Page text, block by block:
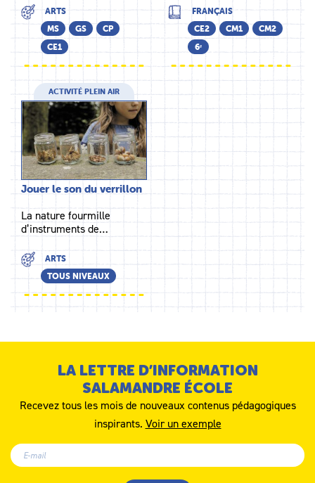
ARTS
MS
GS
CP
CE1
FRANÇAIS
CE2
CM1
CM2
6ᵉ
ACTIVITÉ PLEIN AIR
Jouer le son du verrillon
La nature fourmille
d’instruments de…
ARTS
TOUS NIVEAUX
LA LETTRE D’INFORMATION
SALAMANDRE ÉCOLE
Recevez tous les mois de nouveaux contenus pédagogiques
inspirants. Voir un exemple